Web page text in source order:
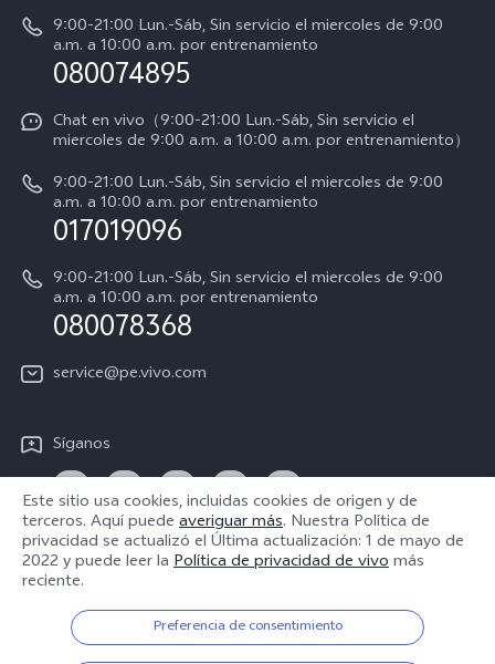
Autenticación de IMEI
Consulta el Precio de los Repuestos
Actualización del sistema
Manual del usuario
Progreso de la reparación
Instrucciones de la garantía de vivo
Declaración de privacidad de vivo
La vida en vivo
Avisos legales
Acerca de nosotros
Sostenibilidad
Centro de privacidad de vivo
9:00-21:00 Lun.-Sáb, Sin servicio el miercoles de 9:00
a.m. a 10:00 a.m. por entrenamiento
080074895
Chat en vivo（9:00-21:00 Lun.-Sáb, Sin servicio el
miercoles de 9:00 a.m. a 10:00 a.m. por entrenamiento）
9:00-21:00 Lun.-Sáb, Sin servicio el miercoles de 9:00
a.m. a 10:00 a.m. por entrenamiento
017019096
9:00-21:00 Lun.-Sáb, Sin servicio el miercoles de 9:00
a.m. a 10:00 a.m. por entrenamiento
080078368
service@pe.vivo.com
Síganos
Perú | Seleccione país/región
© 2026 vivo Mobile Communication Co., Ltd. Todos los derechos
Este sitio usa cookies, incluidas cookies de origen y de
terceros. Aquí puede averiguar más. Nuestra Política de
privacidad se actualizó el Última actualización: 1 de mayo de
2022 y puede leer la Política de privacidad de vivomás
reciente.
Preferencia de consentimiento